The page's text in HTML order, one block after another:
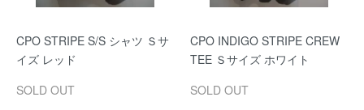
CPO STRIPE S/S シャツ Ｓサ
イズ レッド
SOLD OUT
CPO INDIGO STRIPE CREW
TEE Ｓサイズ ホワイト
SOLD OUT